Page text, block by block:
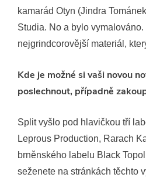
kamarád Otyn (Jindra
Studia. No a bylo
nejgrindcorovější materiál,
Kde je možné si vaši novou
poslechnout, případně
Split vyšlo pod hlavičkou tří
Leprous Production, Rarach
brněnského labelu Black
seženete na stránkách těchto